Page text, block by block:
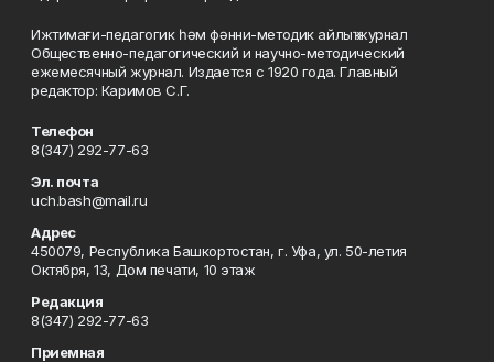
Ижтимағи-педагогик һәм фәнни-методик айлыҡ журнал
Общественно-педагогический и научно-методический
ежемесячный журнал. Издается с 1920 года. Главный
редактор: Каримов С.Г.
Телефон
8(347) 292-77-63
Эл. почта
uch.bash@mail.ru
Адрес
450079, Республика Башкортостан, г. Уфа, ул. 50-летия
Октября, 13, Дом печати, 10 этаж
Редакция
8(347) 292-77-63
Приемная